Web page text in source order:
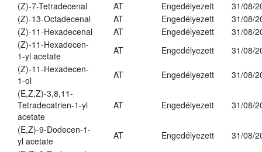
(Z)-7-Tetradecenal
AT Engedélyezett
31/08/
(Z)-13-Octadecenal
AT Engedélyezett
31/08/
(Z)-11-Hexadecenal
AT Engedélyezett
31/08/
(Z)-11-Hexadecen-
1-yl acetate
AT Engedélyezett
31/08/
(Z)-11-Hexadecen-
1-ol
AT Engedélyezett
31/08/
(E,Z,Z)-3,8,11-
Tetradecatrien-1-yl
acetate
AT Engedélyezett 31/08/
(E,Z)-9-Dodecen-1-
yl acetate
AT Engedélyezett
31/08/